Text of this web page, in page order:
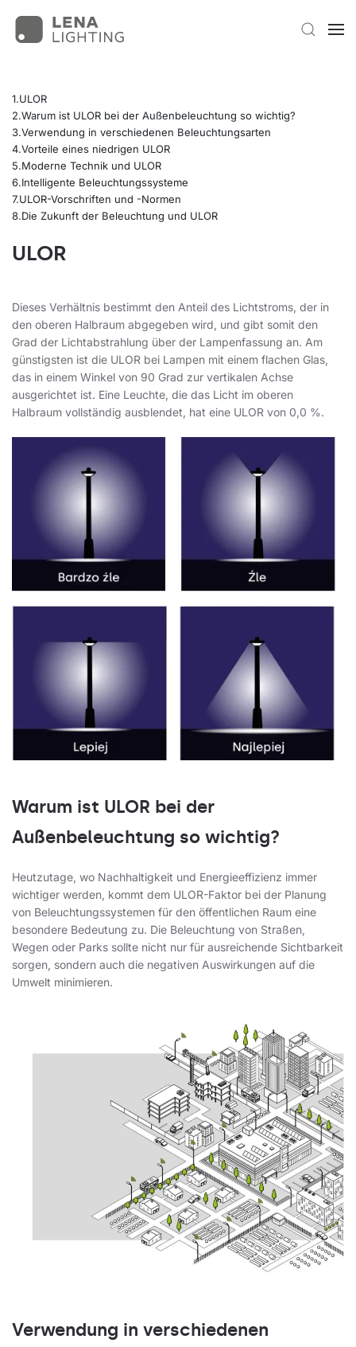
ULOR
Warum ist ULOR bei der Außenbeleuchtung so wichtig?
Verwendung in verschiedenen Beleuchtungsarten
Vorteile eines niedrigen ULOR
Moderne Technik und ULOR
Intelligente Beleuchtungssysteme
ULOR-Vorschriften und -Normen
Die Zukunft der Beleuchtung und ULOR
ULOR
Dieses Verhältnis bestimmt den Anteil des Lichtstroms, der in
den oberen Halbraum abgegeben wird, und gibt somit den
Grad der Lichtabstrahlung über der Lampenfassung an. Am
günstigsten ist die ULOR bei Lampen mit einem flachen Glas,
das in einem Winkel von 90 Grad zur vertikalen Achse
ausgerichtet ist. Eine Leuchte, die das Licht im oberen
Halbraum vollständig ausblendet, hat eine ULOR von 0,0 %.
Warum ist ULOR bei der
Außenbeleuchtung so wichtig?
Heutzutage, wo Nachhaltigkeit und Energieeffizienz immer
wichtiger werden, kommt dem ULOR-Faktor bei der Planung
von Beleuchtungssystemen für den öffentlichen Raum eine
besondere Bedeutung zu. Die Beleuchtung von Straßen,
Wegen oder Parks sollte nicht nur für ausreichende Sichtbarkeit
sorgen, sondern auch die negativen Auswirkungen auf die
Umwelt minimieren.
Verwendung in verschiedenen